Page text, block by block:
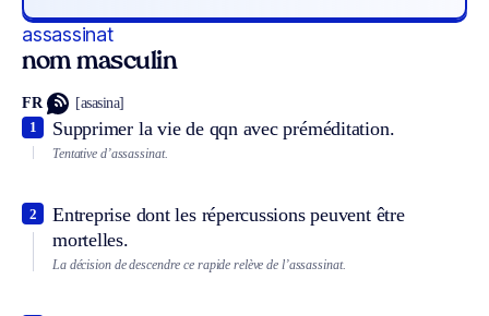
assassinat
nom masculin
FR [asasina]
Supprimer la vie de qqn avec préméditation.
1
Tentative d’assassinat.
Entreprise dont les répercussions peuvent être
mortelles.
2
La décision de descendre ce rapide relève de l’assassinat.